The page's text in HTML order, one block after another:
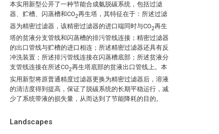
本实用新型公开了一种节能合成氨脱碳系统，包括过滤
器、贮槽、闪蒸槽和CO2再生塔，其特征在于：所述过滤
器为精密过滤器，该精密过滤器的进口端同时与CO2再生
塔的贫液分支管线和闪蒸槽的排污管线连接；精密过滤器
的出口管线与贮槽的进口相连；所述精密过滤器还具有反
冲洗装置；所述排污管线连接在闪蒸槽底部；所述贫液分
支管线连接在所述CO2再生塔底部的贫液出口管线上。本
实用新型将原普通精度过滤器更换为精密过滤器后，溶液
的清洁度得到提高，保证了脱碳系统的长期平稳运行，减
少了系统带液的损失量，从而达到了节能降耗的目的。
Landscapes